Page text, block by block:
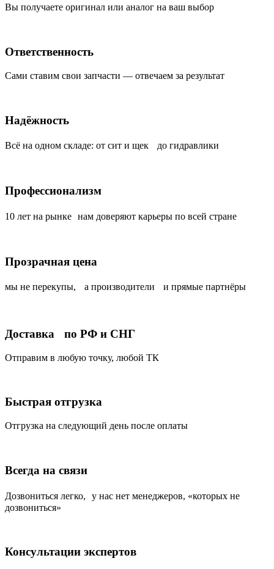
Вы получаете оригинал или аналог на ваш выбор
Ответственность
Сами ставим свои запчасти — отвечаем за результат
Надёжность
Всё на одном складе: от сит и щек до гидравлики
Профессионализм
10 лет на рынке нам доверяют карьеры по всей стране
Прозрачная цена
мы не перекупы, а производители и прямые партнёры
Доставка по РФ и СНГ
Отправим в любую точку, любой ТК
Быстрая отгрузка
Отгрузка на следующий день после оплаты
Всегда на связи
Дозвониться легко, у нас нет менеджеров, «которых не
дозвониться»
Консультации экспертов